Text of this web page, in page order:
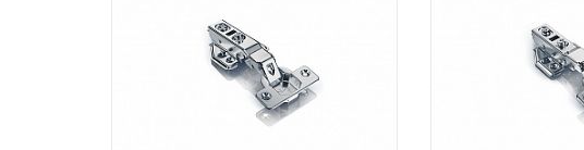
Características
Quantidade: